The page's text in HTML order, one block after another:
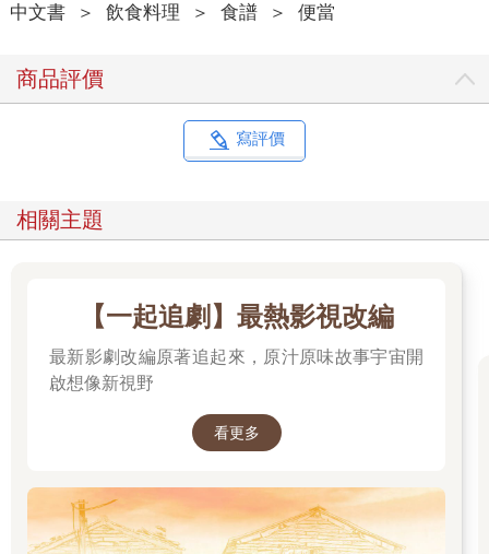
中文書 ＞ 飲食料理 ＞ 食譜 ＞ 便當
商品評價
寫評價
相關主題
【一起追劇】最熱影視改編
最新影劇改編原著追起來，原汁原味故事宇宙開
啟想像新視野
看更多